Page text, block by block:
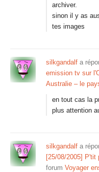
archiver.
sinon il y as
tes images
silkgandalf a
emission tv sur
Australie – le
en tout cas la
plus attention
silkgandalf a
[25/08/2005] P'tit
forum Voyager